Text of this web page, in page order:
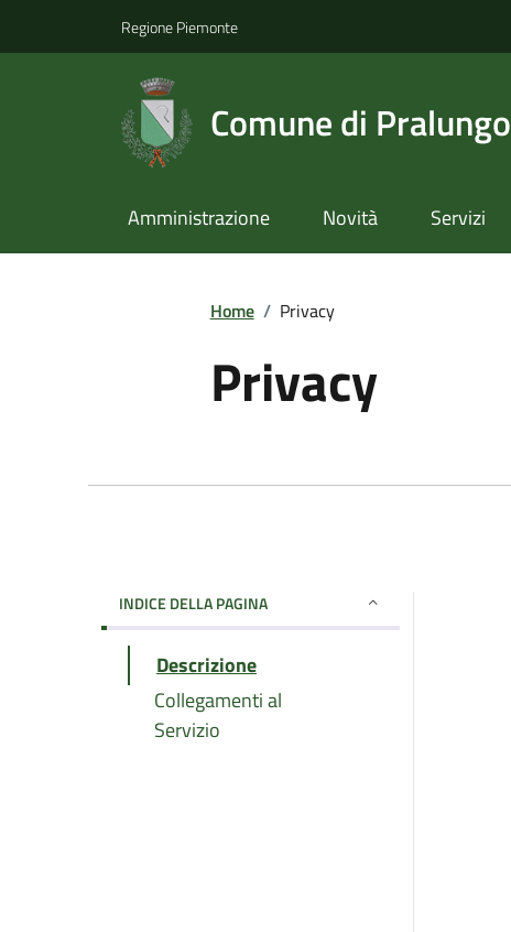
Regione Piemonte
Comune di Pralungo
Amministrazione Novità Servizi
Home / Privacy
Privacy
INDICE DELLA PAGINA
Descrizione
Collegamenti al
Servizio